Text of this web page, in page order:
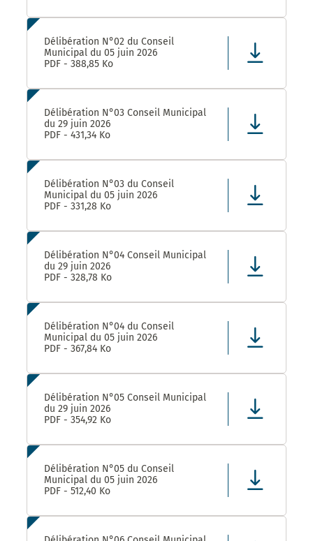
Délibération N°02 du Conseil
Municipal du 05 juin 2026
PDF - 388,85 Ko
Délibération N°03 Conseil Municipal
du 29 juin 2026
PDF - 431,34 Ko
Délibération N°03 du Conseil
Municipal du 05 juin 2026
PDF - 331,28 Ko
Délibération N°04 Conseil Municipal
du 29 juin 2026
PDF - 328,78 Ko
Délibération N°04 du Conseil
Municipal du 05 juin 2026
PDF - 367,84 Ko
Délibération N°05 Conseil Municipal
du 29 juin 2026
PDF - 354,92 Ko
Délibération N°05 du Conseil
Municipal du 05 juin 2026
PDF - 512,40 Ko